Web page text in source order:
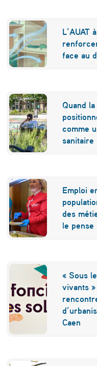
C
a
p
t
a
l
e
r
a
n
ç
i
s
e
d
e
L’AUAT
face au
Quand
comme
sanitaire
Emploi
des
le pense
« Sous
vivants
Caen